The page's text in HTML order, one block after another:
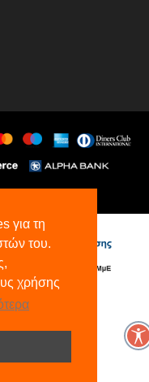
για τη
του.
χρήσης